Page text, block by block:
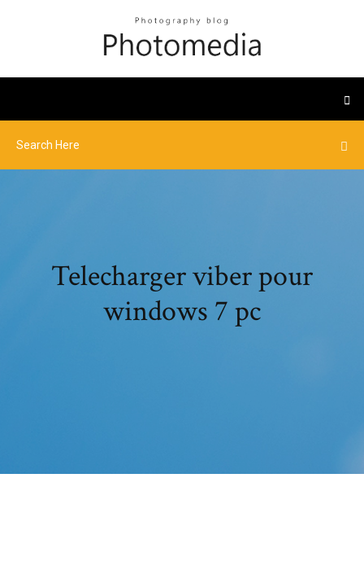
Telecharger viber pour
windows 7 pc